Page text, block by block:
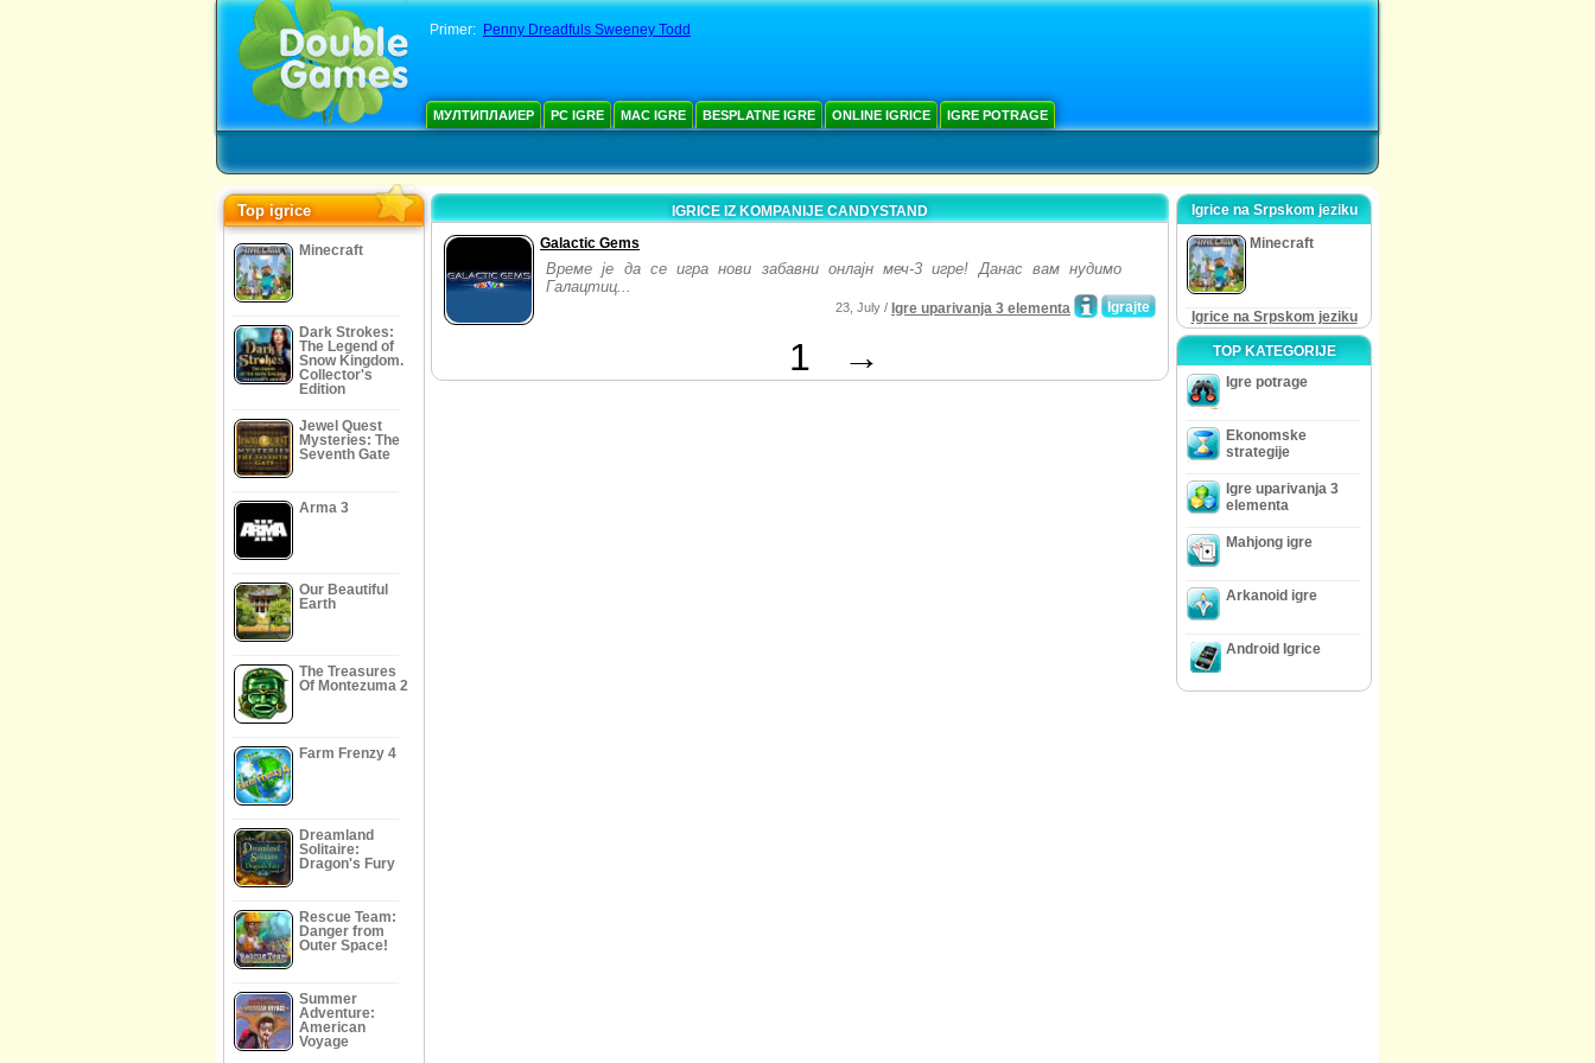
Primer: Penny Dreadfuls Sweeney Todd
МУЛТИПЛАИЕР PC IGRE MAC IGRE BESPLATNE IGRE ONLINE IGRICE IGRE POTRAGE
Top igrice
Minecraft
Dark Strokes:
The Legend of
Snow Kingdom.
Collector's
Edition
Jewel Quest
Mysteries: The
Seventh Gate
Arma 3
Our Beautiful
Earth
The Treasures
Of Montezuma 2
Farm Frenzy 4
Dreamland
Solitaire:
Dragon's Fury
Rescue Team:
Danger from
Outer Space!
Summer
Adventure:
American
Voyage
IGRICE IZ KOMPANIJE CANDYSTAND
Galactic Gems
Време је да се игра нови забавни онлајн меч-3 игре! Данас вам нудимо
Галацтиц...
Igrajte
23, July / Igre uparivanja 3 elementa
1 →
Igrice na Srpskom jeziku
Minecraft
Igrice na Srpskom jeziku
TOP KATEGORIJE
Igre potrage
Ekonomske
strategije
Igre uparivanja 3
elementa
Mahjong igre
Arkanoid igre
Android Igrice